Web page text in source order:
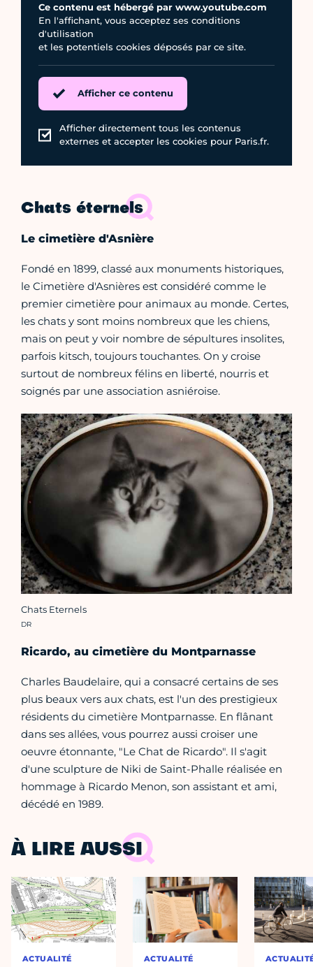
Ce contenu est hébergé par www.youtube.com
En l'affichant, vous acceptez ses conditions
d'utilisation
et les potentiels cookies déposés par ce site.
Afficher ce contenu
Afficher directement tous les contenus
externes et accepter les cookies pour Paris.fr.
Chats éternels
Le cimetière d'Asnière
Fondé en 1899, classé aux monuments historiques,
le Cimetière d'Asnières est considéré comme le
premier cimetière pour animaux au monde. Certes,
les chats y sont moins nombreux que les chiens,
mais on peut y voir nombre de sépultures insolites,
parfois kitsch, toujours touchantes. On y croise
surtout de nombreux félins en liberté, nourris et
soignés par une association asniéroise.
Chats Eternels
Crédit photo :
DR
Ricardo, au cimetière du Montparnasse
Charles Baudelaire, qui a consacré certains de ses
plus beaux vers aux chats, est l'un des prestigieux
résidents du cimetière Montparnasse. En flânant
dans ses allées, vous pourrez aussi croiser une
oeuvre étonnante, "Le Chat de Ricardo". Il s'agit
d'une sculpture de Niki de Saint-Phalle réalisée en
hommage à Ricardo Menon, son assistant et ami,
décédé en 1989.
À LIRE AUSSI
ACTUALITÉ ACTUALITÉ